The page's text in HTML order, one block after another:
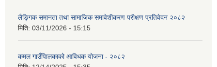
लैङ्गिक समानता तथा सामाजिक समावेशीकरण परीक्षण प्रतिवेदन २०८२
मिति: 03/11/2026 - 15:15
कमल गाउँपािलकाको आविधक योजना - २०८२